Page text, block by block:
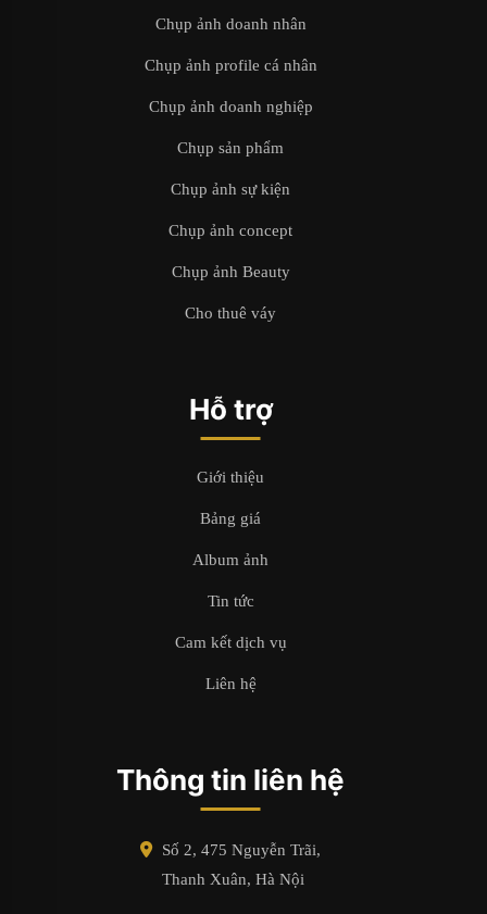
Chụp ảnh doanh nhân
Chụp ảnh profile cá nhân
Chụp ảnh doanh nghiệp
Chụp sản phẩm
Chụp ảnh sự kiện
Chụp ảnh concept
Chụp ảnh Beauty
Cho thuê váy
Hỗ trợ
Giới thiệu
Bảng giá
Album ảnh
Tin tức
Cam kết dịch vụ
Liên hệ
Thông tin liên hệ
Số 2, 475 Nguyễn Trãi,
Thanh Xuân, Hà Nội